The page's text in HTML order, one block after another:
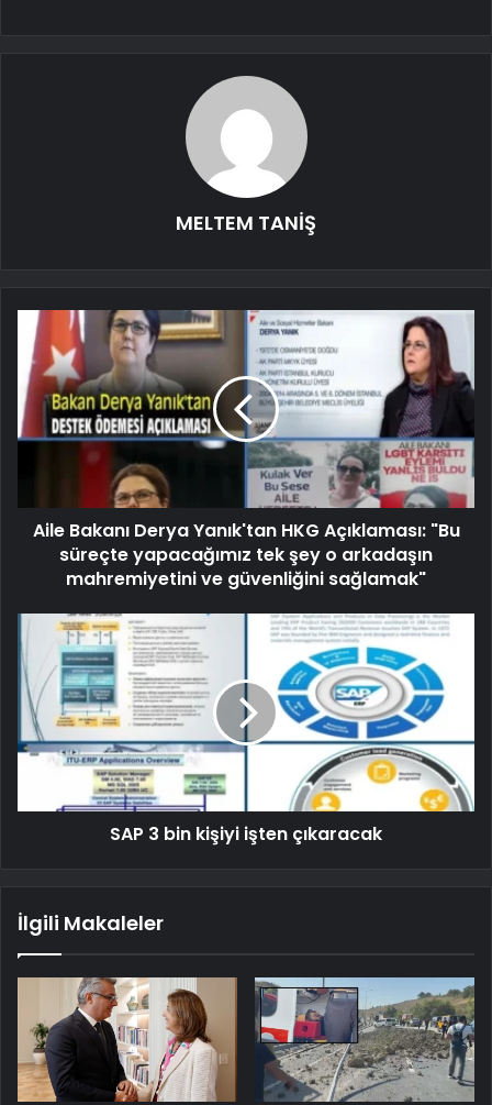
MELTEM TANİŞ
Aile Bakanı Derya Yanık'tan HKG Açıklaması: "Bu
süreçte yapacağımız tek şey o arkadaşın
mahremiyetini ve güvenliğini sağlamak"
SAP 3 bin kişiyi işten çıkaracak
İlgili Makaleler